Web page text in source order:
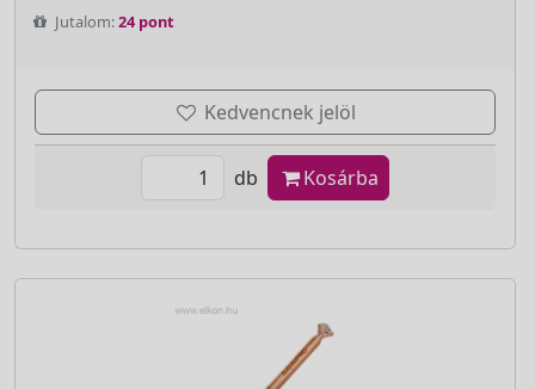
Jutalom:24 pont
Kedvencnek jelöl
db Kosárba